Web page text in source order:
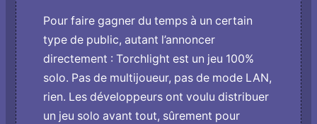
Pour faire gagner du temps à un certain
type de public, autant l’annoncer
directement : Torchlight est un jeu 100%
solo. Pas de multijoueur, pas de mode LAN,
rien. Les développeurs ont voulu distribuer
un jeu solo avant tout, sûrement pour